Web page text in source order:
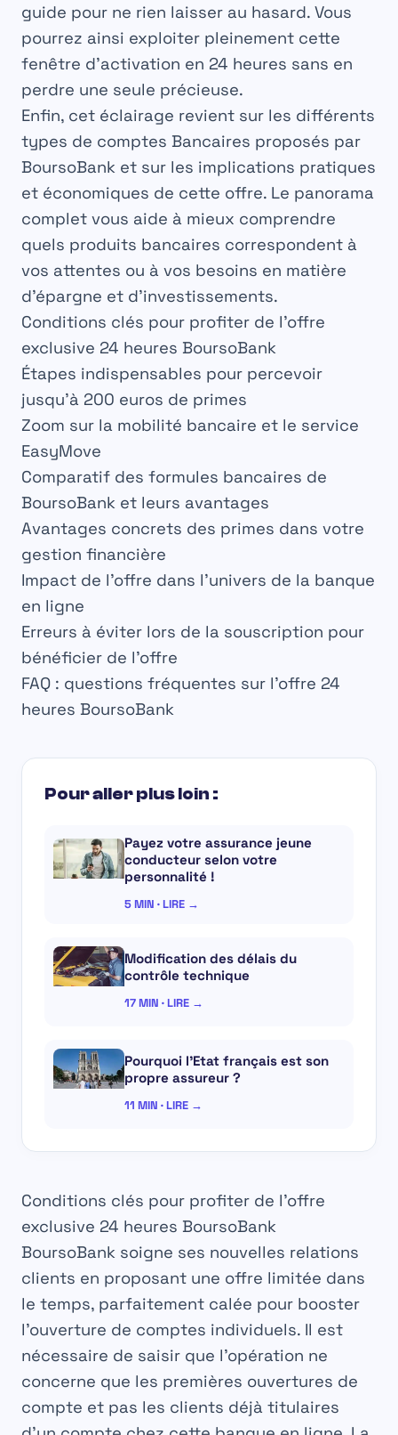
guide pour ne rien laisser au hasard. Vous
pourrez ainsi exploiter pleinement cette
fenêtre d’activation en 24 heures sans en
perdre une seule précieuse.
Enfin, cet éclairage revient sur les différents
types de comptes Bancaires proposés par
BoursoBank et sur les implications pratiques
et économiques de cette offre. Le panorama
complet vous aide à mieux comprendre
quels produits bancaires correspondent à
vos attentes ou à vos besoins en matière
d’épargne et d’investissements.
Conditions clés pour profiter de l’offre
exclusive 24 heures BoursoBank
Étapes indispensables pour percevoir
jusqu’à 200 euros de primes
Zoom sur la mobilité bancaire et le service
EasyMove
Comparatif des formules bancaires de
BoursoBank et leurs avantages
Avantages concrets des primes dans votre
gestion financière
Impact de l’offre dans l’univers de la banque
en ligne
Erreurs à éviter lors de la souscription pour
bénéficier de l’offre
FAQ : questions fréquentes sur l’offre 24
heures BoursoBank
Pour aller plus loin :
Payez votre assurance jeune
conducteur selon votre
personnalité !
5 MIN · LIRE →
Modification des délais du
contrôle technique
17 MIN · LIRE →
Pourquoi l’Etat français est son
propre assureur ?
11 MIN · LIRE →
Conditions clés pour profiter de l’offre
exclusive 24 heures BoursoBank
BoursoBank soigne ses nouvelles relations
clients en proposant une offre limitée dans
le temps, parfaitement calée pour booster
l’ouverture de comptes individuels. Il est
nécessaire de saisir que l’opération ne
concerne que les premières ouvertures de
compte et pas les clients déjà titulaires